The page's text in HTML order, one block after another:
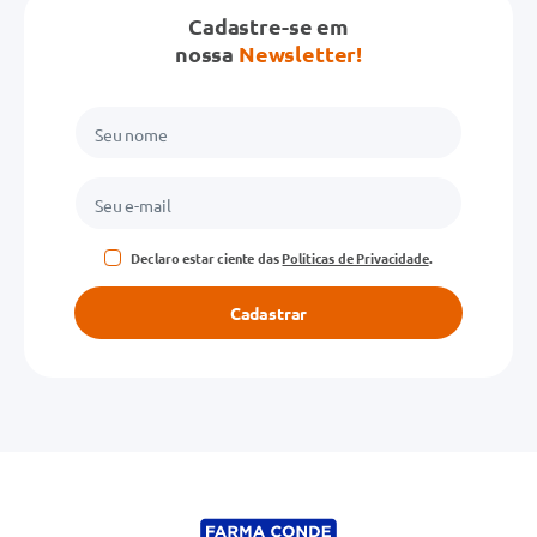
Avalie o produto de 1 a 5 estrelas
★★★
Endereço de email
Cadastre-se em
nossa Newsletter!
Declaro estar ciente dasPolíticas de Privacidade.
Cadastrar